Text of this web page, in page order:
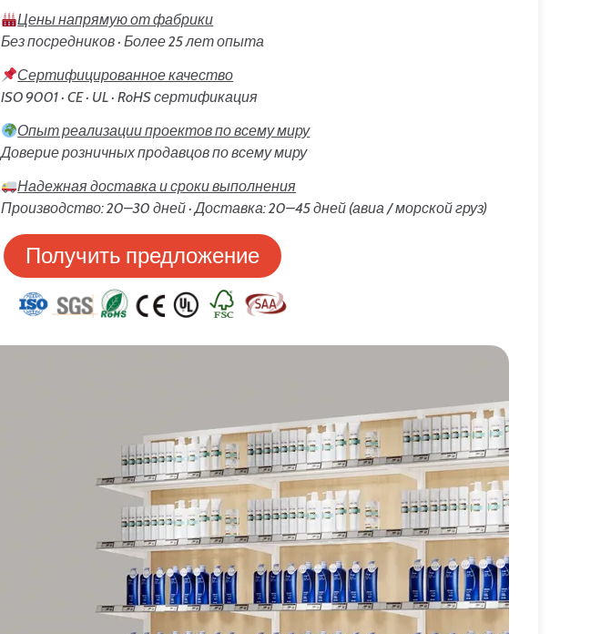
Цены напрямую от фабрики
Без посредников · Более 25 лет опыта
Сертифицированное качество
ISO 9001 · CE · UL · RoHS сертификация
Опыт реализации проектов по всему миру
Доверие розничных продавцов по всему миру
Надежная доставка и сроки выполнения
Производство: 20–30 дней · Доставка: 20–45 дней (авиа / морской груз)
Получить предложение